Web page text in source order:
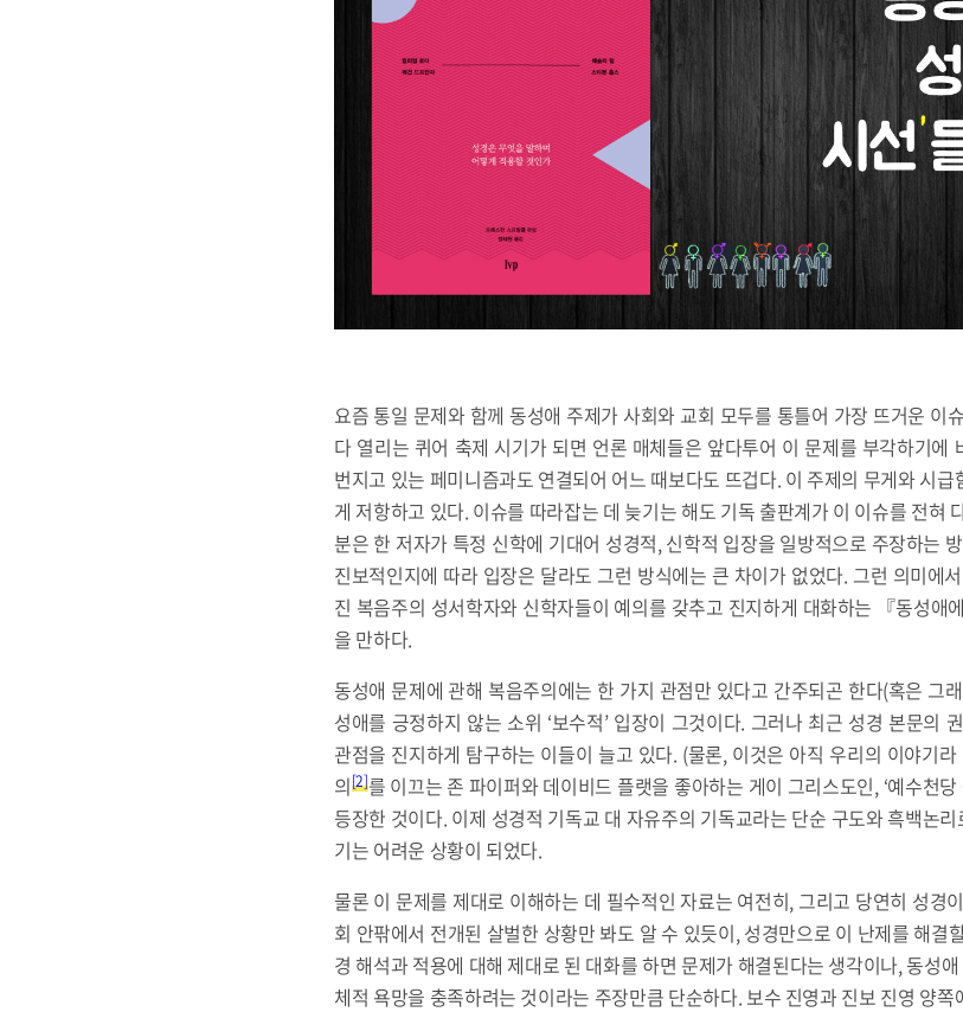
요즘 통일 문제와 함께 동성애 주제가 사회와 교회 모두를 통틀어 가장 뜨거운 이
다 열리는 퀴어 축제 시기가 되면 언론 매체들은 앞다투어 이 문제를 부각하기에
번지고 있는 페미니즘과도 연결되어 어느 때보다도 뜨겁다. 이 주제의 무게와 시
게 저항하고 있다. 이슈를 따라잡는 데 늦기는 해도 기독 출판계가 이 이슈를 전혀
분은 한 저자가 특정 신학에 기대어 성경적, 신학적 입장을 일방적으로 주장하는
진보적인지에 따라 입장은 달라도 그런 방식에는 큰 차이가 없었다. 그런 의미에
진 복음주의 성서학자와 신학자들이 예의를 갖추고 진지하게 대화하는 『동성애
을 만하다.
동성애 문제에 관해 복음주의에는 한 가지 관점만 있다고 간주되곤 한다(혹은 그
성애를 긍정하지 않는 소위 ‘보수적’ 입장이 그것이다. 그러나 최근 성경 본문의
관점을 진지하게 탐구하는 이들이 늘고 있다. (물론, 이것은 아직 우리의 이야기
의[2]를 이끄는 존 파이퍼와 데이비드 플랫을 좋아하는 게이 그리스도인, ‘예수천
등장한 것이다. 이제 성경적 기독교 대 자유주의 기독교라는 단순 구도와 흑백논
기는 어려운 상황이 되었다.
물론 이 문제를 제대로 이해하는 데 필수적인 자료는 여전히, 그리고 당연히 성경
회 안팎에서 전개된 살벌한 상황만 봐도 알 수 있듯이, 성경만으로 이 난제를 해결
경 해석과 적용에 대해 제대로 된 대화를 하면 문제가 해결된다는 생각이나, 동성
체적 욕망을 충족하려는 것이라는 주장만큼 단순하다. 보수 진영과 진보 진영 양